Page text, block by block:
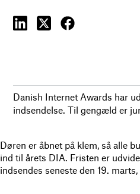
Danish Internet Awards har
indsendelse. Til gengæld er
Døren er åbnet på klem, så alle
ind til årets DIA. Fristen er
indsendes seneste den 19. marts,